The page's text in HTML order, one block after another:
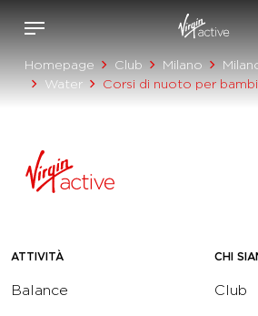
Homepage Club Milano
Water
Corsi di nuoto per
ATTIVITÀ
Balance
CHI
Club